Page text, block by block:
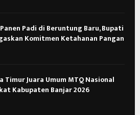
Padi di Beruntung Baru, Bupati
Komitmen Ketahanan Pangan
Timur Juara Umum MTQ Nasional
Kabupaten Banjar 2026